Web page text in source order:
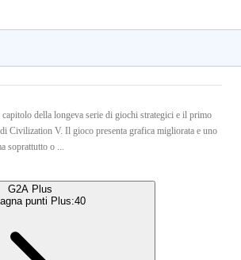
della longeva serie di giochi strategici e il primo
Civilization V. Il gioco presenta grafica migliorata e uno
soprattutto o ...
G2A Plus
punti Plus:40